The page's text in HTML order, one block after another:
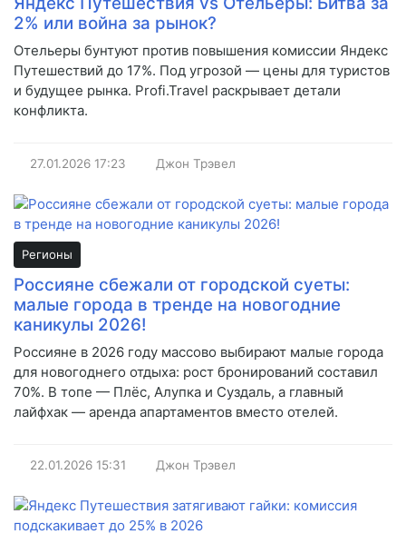
2% или война за рынок?
Отельеры бунтуют против повышения комиссии Яндекс
Путешествий до 17%. Под угрозой — цены для туристов
и будущее рынка. Profi.Travel раскрывает детали
конфликта.
27.01.2026 17:23 Джон Трэвел
Регионы
Россияне сбежали от городской суеты:
малые города в тренде на новогодние
каникулы 2026!
Россияне в 2026 году массово выбирают малые города
для новогоднего отдыха: рост бронирований составил
70%. В топе — Плёс, Алупка и Суздаль, а главный
лайфхак — аренда апартаментов вместо отелей.
22.01.2026 15:31 Джон Трэвел